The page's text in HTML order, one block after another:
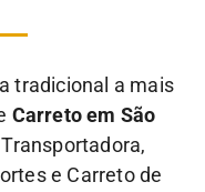
tradicional a mais
Carreto em São
e Carreto de